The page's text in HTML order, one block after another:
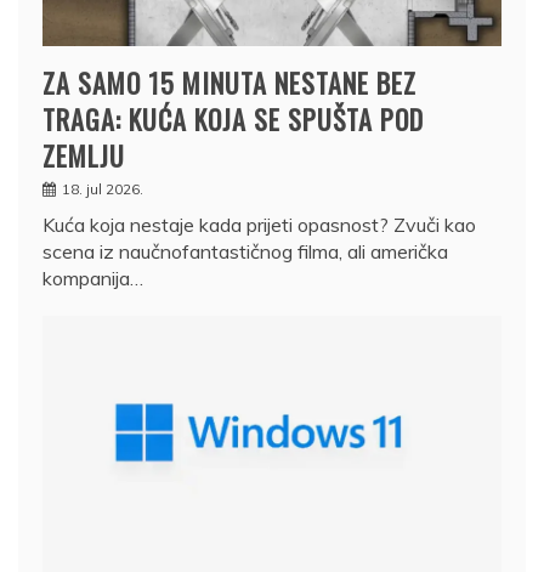
ZA SAMO 15 MINUTA NESTANE BEZ
TRAGA: KUĆA KOJA SE SPUŠTA POD
ZEMLJU
18. jul 2026.
Kuća koja nestaje kada prijeti opasnost? Zvuči kao
scena iz naučnofantastičnog filma, ali američka
kompanija…